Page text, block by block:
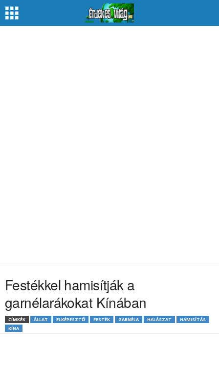
Festékkel hamisítják a
garnélarákokat Kínában
CÍMKÉK ÁLLAT ELKÉPESZTŐ FESTÉK GARNÉLA HALÁSZAT
HAMISÍTÁS
KÍNA